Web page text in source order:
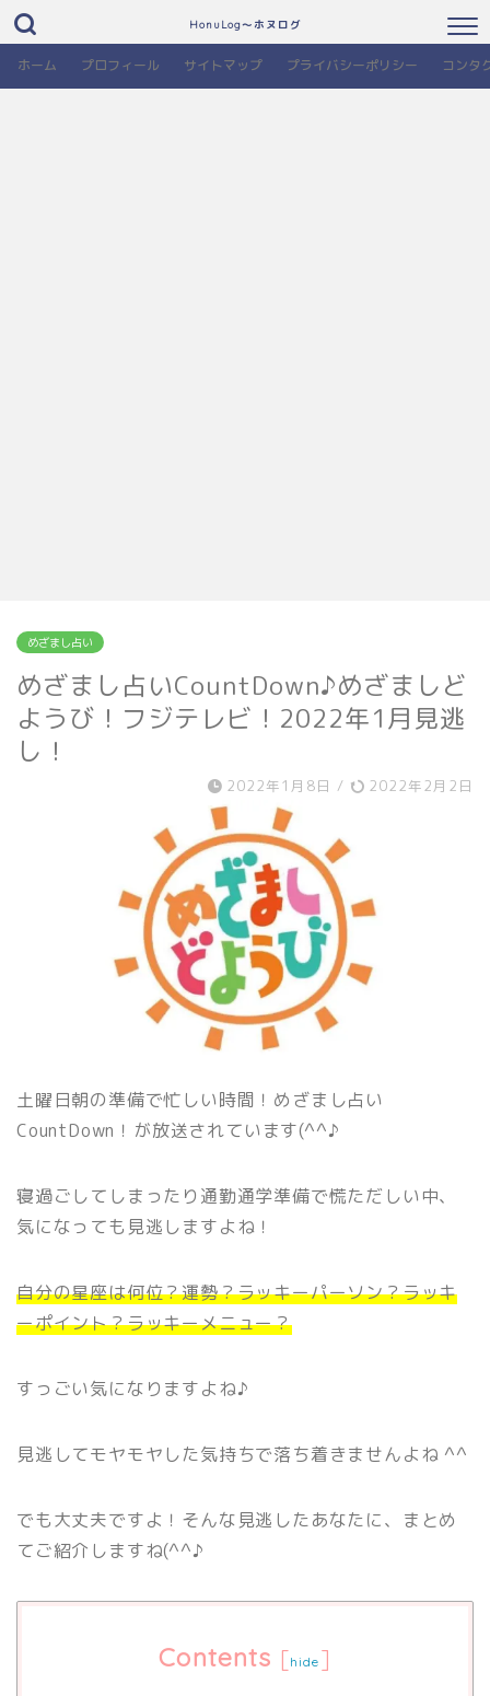
HonuLog～ホヌログ
ホーム プロフィール サイトマップ プライバシーポリシー コンタ
めざまし占い
めざまし占いCountDown♪めざましど
ようび！フジテレビ！2022年1月見逃
し！
2022年1月8日 / 2022年2月2日
土曜日朝の準備で忙しい時間！めざまし占い
CountDown！が放送されています(^^♪
寝過ごしてしまったり通勤通学準備で慌ただしい中、
気になっても見逃しますよね！
自分の星座は何位？運勢？ラッキーパーソン？ラッキ
ーポイント？ラッキーメニュー？
すっごい気になりますよね♪
見逃してモヤモヤした気持ちで落ち着きませんよね ^^
でも大丈夫ですよ！そんな見逃したあなたに、まとめ
てご紹介しますね(^^♪
Contents [hide ]